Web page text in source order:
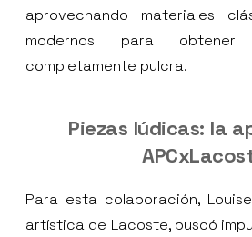
aprovechando materiales
modernos para obtener
completamente pulcra.
Piezas lúdicas: la
Para esta colaboración,
artística de Lacoste, buscó